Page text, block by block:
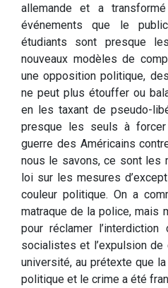
allemande et a
événements que le
étudiants sont presque
nouveaux modèles de
une opposition politique,
ne peut plus étouffer ou
en les taxant de pseudo-
presque les seuls à
guerre des Américains
nous le savons, ce sont les
loi sur les mesures
couleur politique. On a
matraque de la police, mais
pour réclamer l’interdiction
socialistes et l’expulsion
université, au prétexte que
politique et le crime a été